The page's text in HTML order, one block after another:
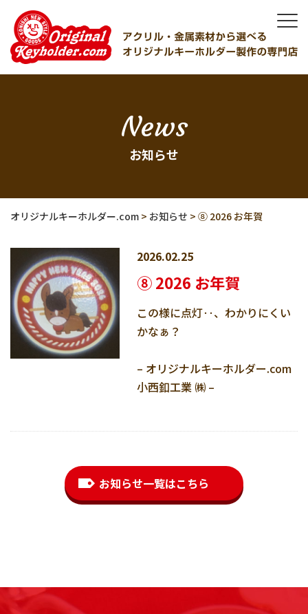
News
お知らせ
オリジナルキーホルダー.com > お知らせ > ⑧ 2026 お年賀
2026.02.25
⑧ 2026 お年賀
この様に点灯‥、わかりにくい
かなぁ？
– オリジナルキーホルダー.com
小西釦工業 ㈱ –
お知らせ一覧はこちら